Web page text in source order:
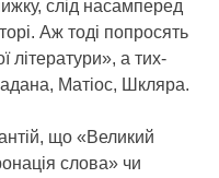
слід насамперед
Аж тоді попросять
літератури», а тих-
Матіос, Шкляра.
що «Великий
слова» чи